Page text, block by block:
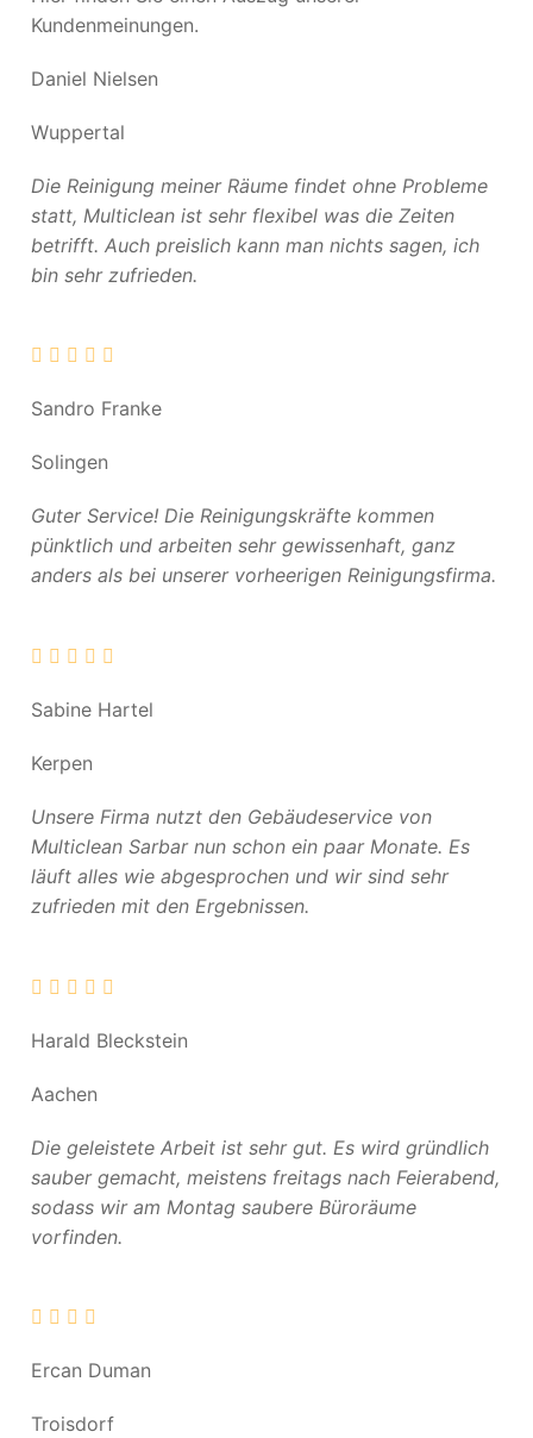
Kundenmeinungen.
Daniel Nielsen
Wuppertal
Die Reinigung meiner Räume findet ohne Probleme
statt, Multiclean ist sehr flexibel was die Zeiten
betrifft. Auch preislich kann man nichts sagen, ich
bin sehr zufrieden.
Sandro Franke
Solingen
Guter Service! Die Reinigungskräfte kommen
pünktlich und arbeiten sehr gewissenhaft, ganz
anders als bei unserer vorheerigen Reinigungsfirma.
Sabine Hartel
Kerpen
Unsere Firma nutzt den Gebäudeservice von
Multiclean Sarbar nun schon ein paar Monate. Es
läuft alles wie abgesprochen und wir sind sehr
zufrieden mit den Ergebnissen.
Harald Bleckstein
Aachen
Die geleistete Arbeit ist sehr gut. Es wird gründlich
sauber gemacht, meistens freitags nach Feierabend,
sodass wir am Montag saubere Büroräume
vorfinden.
Ercan Duman
Troisdorf